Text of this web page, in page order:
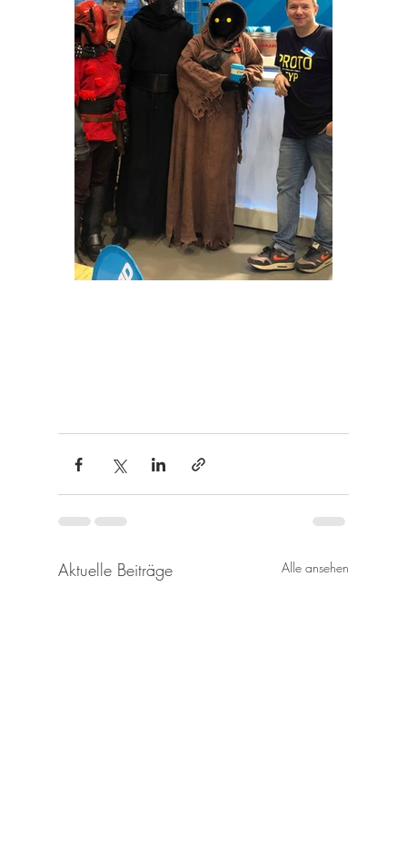
Aktuelle Beiträge Alle ansehen